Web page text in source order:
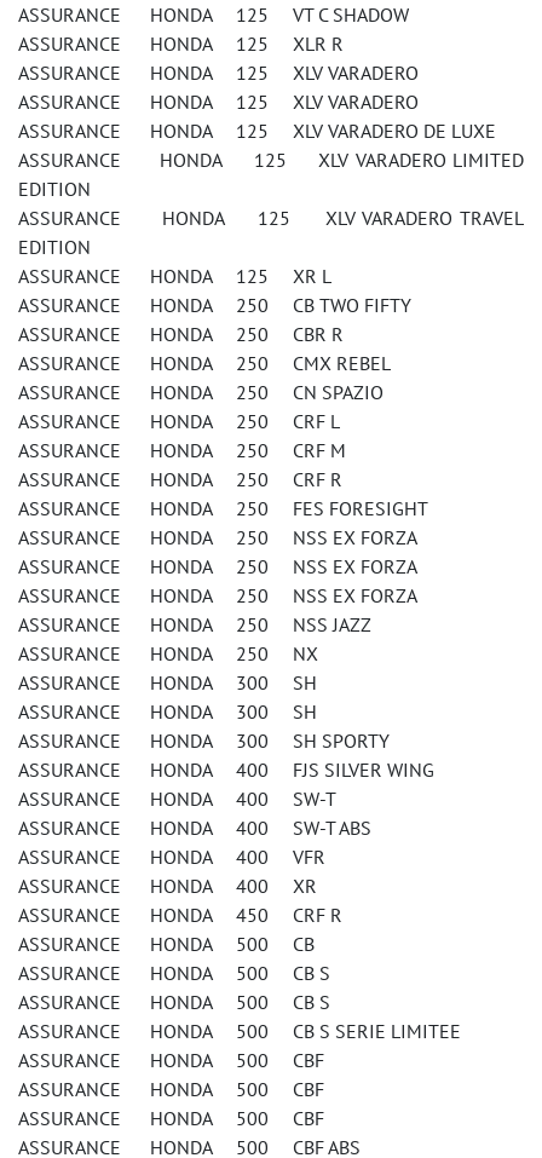
ASSURANCE HONDA 125 VT C SHADOW
ASSURANCE HONDA 125 XLR R
ASSURANCE HONDA 125 XLV VARADERO
ASSURANCE HONDA 125 XLV VARADERO
ASSURANCE HONDA 125 XLV VARADERO DE LUXE
ASSURANCE HONDA 125 XLV VARADERO LIMITED
EDITION
ASSURANCE HONDA 125 XLV VARADERO TRAVEL
EDITION
ASSURANCE HONDA 125 XR L
ASSURANCE HONDA 250 CB TWO FIFTY
ASSURANCE HONDA 250 CBR R
ASSURANCE HONDA 250 CMX REBEL
ASSURANCE HONDA 250 CN SPAZIO
ASSURANCE HONDA 250 CRF L
ASSURANCE HONDA 250 CRF M
ASSURANCE HONDA 250 CRF R
ASSURANCE HONDA 250 FES FORESIGHT
ASSURANCE HONDA 250 NSS EX FORZA
ASSURANCE HONDA 250 NSS EX FORZA
ASSURANCE HONDA 250 NSS EX FORZA
ASSURANCE HONDA 250 NSS JAZZ
ASSURANCE HONDA 250 NX
ASSURANCE HONDA 300 SH
ASSURANCE HONDA 300 SH
ASSURANCE HONDA 300 SH SPORTY
ASSURANCE HONDA 400 FJS SILVER WING
ASSURANCE HONDA 400 SW-T
ASSURANCE HONDA 400 SW-T ABS
ASSURANCE HONDA 400 VFR
ASSURANCE HONDA 400 XR
ASSURANCE HONDA 450 CRF R
ASSURANCE HONDA 500 CB
ASSURANCE HONDA 500 CB S
ASSURANCE HONDA 500 CB S
ASSURANCE HONDA 500 CB S SERIE LIMITEE
ASSURANCE HONDA 500 CBF
ASSURANCE HONDA 500 CBF
ASSURANCE HONDA 500 CBF
ASSURANCE HONDA 500 CBF ABS